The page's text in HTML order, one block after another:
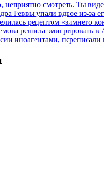
неприятно смотреть. Ты
Реввы упали вдвое из-за
рецептом «зимнего
решила эмигрировать в
иноагентами,